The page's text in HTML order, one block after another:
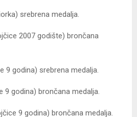
srebrena medalja.
2007 godište) brončana
9 godina) srebrena medalja.
9 godina) brončana medalja.
9 godina) brončana medalja.